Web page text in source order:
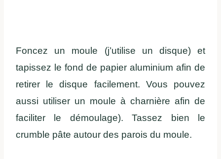
Foncez un moule (j’utilise un disque) et
tapissez le fond de papier aluminium afin de
retirer le disque facilement. Vous pouvez
aussi utiliser un moule à charnière afin de
faciliter le démoulage). Tassez bien le
crumble pâte autour des parois du moule.